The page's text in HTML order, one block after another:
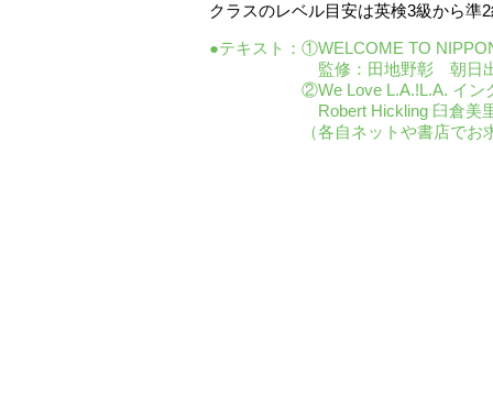
クラスのレベル目安は英検3級から準
●テキスト： ①WELCOME TO
監修：田地野彰 朝日
②We Love L.A.!L.A. イン
Robert Hickling 臼倉美
（各自ネットや書店でお